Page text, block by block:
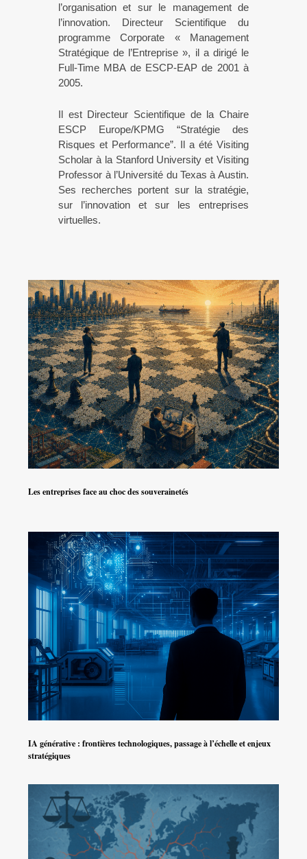
l’organisation et sur le management de
l’innovation. Directeur Scientifique du
programme Corporate « Management
Stratégique de l’Entreprise », il a dirigé le
Full-Time MBA de ESCP-EAP de 2001 à
2005.
Il est Directeur Scientifique de la Chaire
ESCP Europe/KPMG “Stratégie des
Risques et Performance”. Il a été Visiting
Scholar à la Stanford University et Visiting
Professor à l’Université du Texas à Austin.
Ses recherches portent sur la stratégie,
sur l’innovation et sur les entreprises
virtuelles.
Les entreprises face au choc des souverainetés
IA générative : frontières technologiques, passage à l’échelle et enjeux
stratégiques